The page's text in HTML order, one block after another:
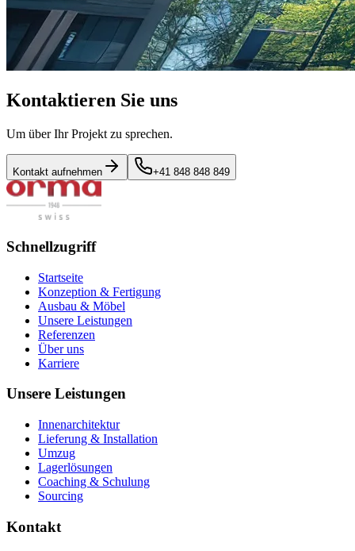
Kontaktieren Sie uns
Um über Ihr Projekt zu sprechen.
Kontakt aufnehmen +41 848 848 849
Schnellzugriff
Startseite
Konzeption & Fertigung
Ausbau & Möbel
Unsere Leistungen
Referenzen
Über uns
Karriere
Unsere Leistungen
Innenarchitektur
Lieferung & Installation
Umzug
Lagerlösungen
Coaching & Schulung
Sourcing
Kontakt